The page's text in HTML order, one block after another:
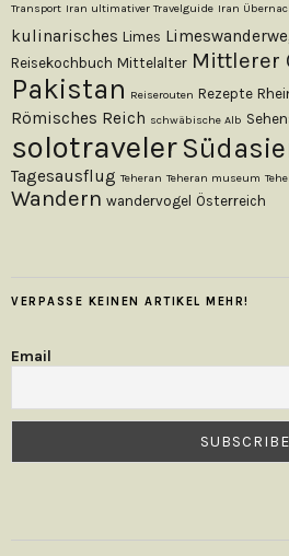
Transport Iran ultimativer Travelguide Iran
kulinarisches Limes
Reisekochbuch Mittelalter Mittlerer
Pakistan Reiserouten Rezepte
Römisches Reich schwäbische Alb
solotraveler
Tagesausflug Teheran Teheran museum
Wandern wandervogel Österreich
VERPASSE KEINEN ARTIKEL MEHR!
Email